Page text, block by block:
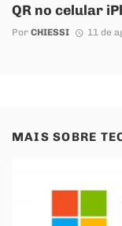
QR no celular
Por CHIESSI 11 de
MAIS SOBRE